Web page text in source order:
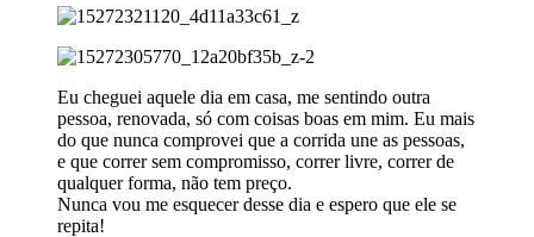
Eu cheguei aquele dia em casa, me sentindo outra
pessoa, renovada, só com coisas boas em mim. Eu mais
do que nunca comprovei que a corrida une as pessoas,
e que correr sem compromisso, correr livre, correr de
qualquer forma, não tem preço.
Nunca vou me esquecer desse dia e espero que ele se
repita!